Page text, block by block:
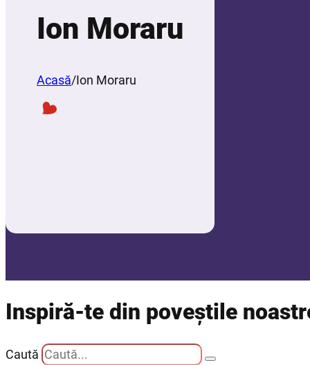
Ion Moraru
Acasă/Ion Moraru
Inspiră-te din poveștile
Caută